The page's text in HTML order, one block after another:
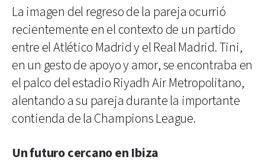
La imagen del regreso de la pareja ocurrió
recientemente en el contexto de un partido
entre el Atlético Madrid y el Real Madrid. Tini,
en un gesto de apoyo y amor, se encontraba en
el palco del estadio Riyadh Air Metropolitano,
alentando a su pareja durante la importante
contienda de la Champions League.
Un futuro cercano en Ibiza